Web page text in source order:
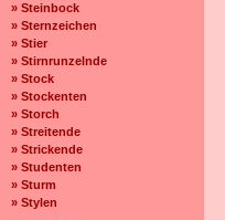
» Steinbock
» Sternzeichen
» Stier
» Stirnrunzelnde
» Stock
» Stockenten
» Storch
» Streitende
» Strickende
» Studenten
» Sturm
» Stylen